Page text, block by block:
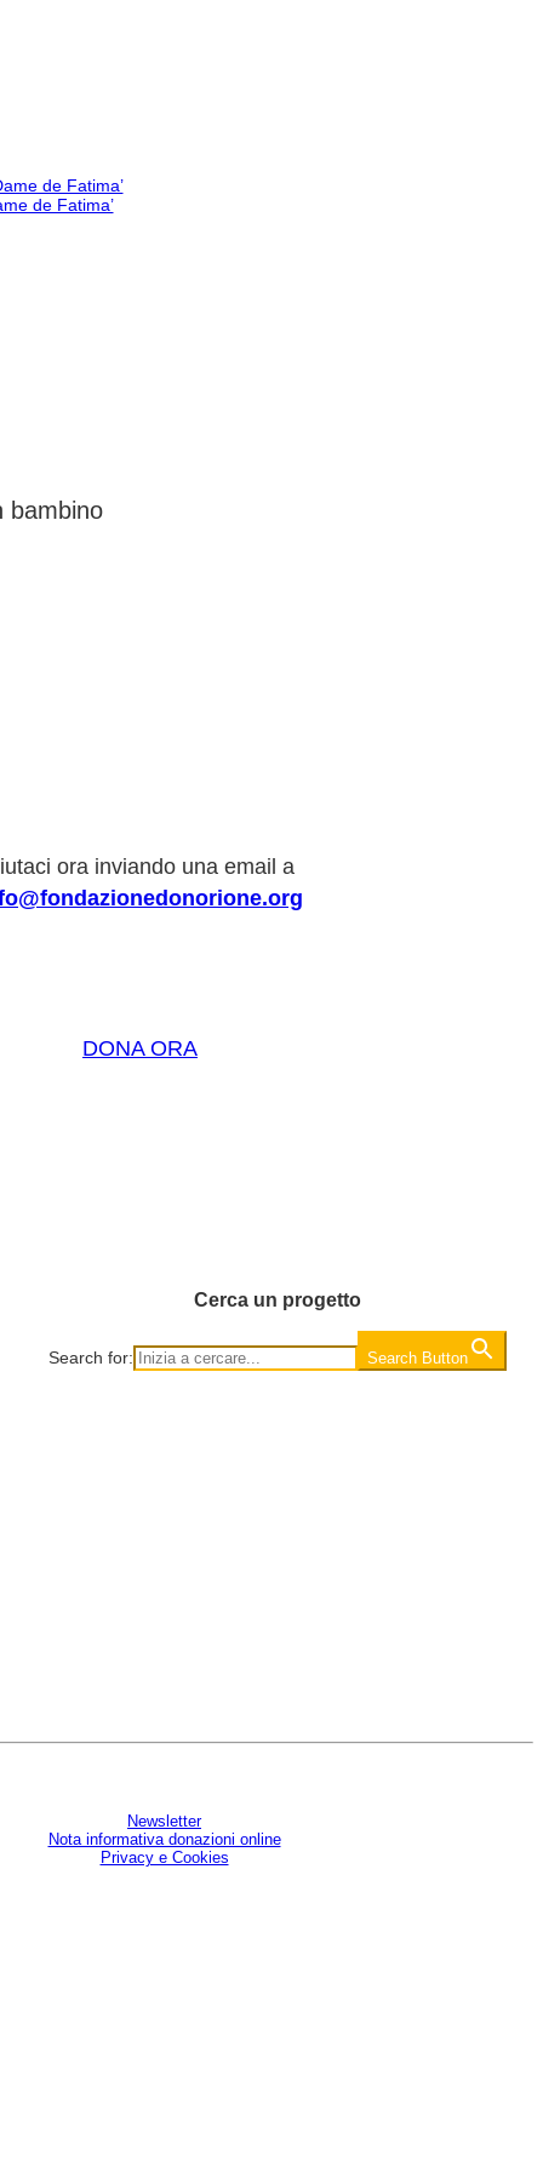
de Fatima’
bambino
ora inviando una email a
DONA ORA
Cerca un progetto
Search for: Search Button
Newsletter
Nota informativa donazioni online
Privacy e Cookies